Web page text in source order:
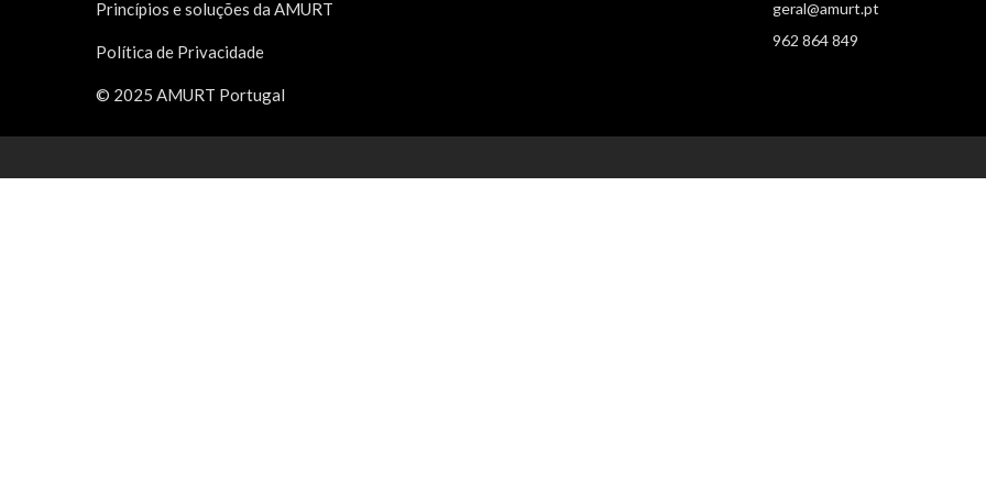
Princípios e soluções da AMURT
Política de Privacidade
© 2025 AMURT Portugal
geral@amurt.pt
962 864 849